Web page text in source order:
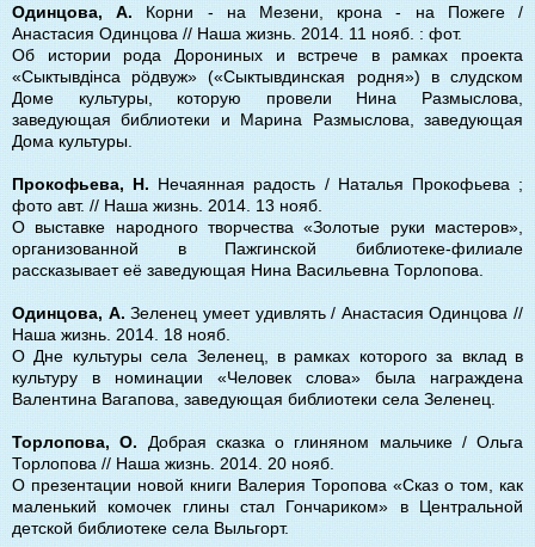
Одинцова, А. Корни - на Мезени, крона - на Пожеге /
Анастасия Одинцова // Наша жизнь. 2014. 11 нояб. : фот.
Об истории рода Дорониных и встрече в рамках проекта
«Сыктывдiнса рöдвуж» («Сыктывдинская родня») в слудском
Доме культуры, которую провели Нина Размыслова,
заведующая библиотеки и Марина Размыслова, заведующая
Дома культуры.
Прокофьева, Н. Нечаянная радость / Наталья Прокофьева ;
фото авт. // Наша жизнь. 2014. 13 нояб.
О выставке народного творчества «Золотые руки мастеров»,
организованной в Пажгинской библиотеке-филиале
рассказывает её заведующая Нина Васильевна Торлопова.
Одинцова, А. Зеленец умеет удивлять / Анастасия Одинцова //
Наша жизнь. 2014. 18 нояб.
О Дне культуры села Зеленец, в рамках которого за вклад в
культуру в номинации «Человек слова» была награждена
Валентина Вагапова, заведующая библиотеки села Зеленец.
Торлопова, О. Добрая сказка о глиняном мальчике / Ольга
Торлопова // Наша жизнь. 2014. 20 нояб.
О презентации новой книги Валерия Торопова «Сказ о том, как
маленький комочек глины стал Гончариком» в Центральной
детской библиотеке села Выльгорт.